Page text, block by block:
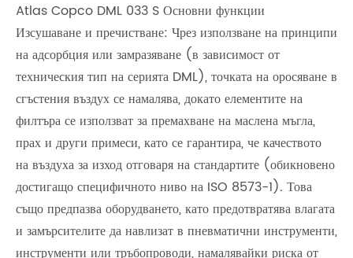
Atlas Copco DML 033 S Основни функции
Изсушаване и пречистване: Чрез използване на принципи
на адсорбция или замразяване (в зависимост от
техническия тип на серията DML), точката на оросяване в
сгъстения въздух се намалява, докато елементите на
филтъра се използват за премахване на маслена мъгла,
прах и други примеси, като се гарантира, че качеството
на въздуха за изход отговаря на стандартите (обикновено
достигащо специфичното ниво на ISO 8573-1). Това
също предпазва оборудването, като предотвратява влагата
и замърсителите да навлизат в пневматични инструменти,
инструменти или тръбопроводи, намалявайки риска от